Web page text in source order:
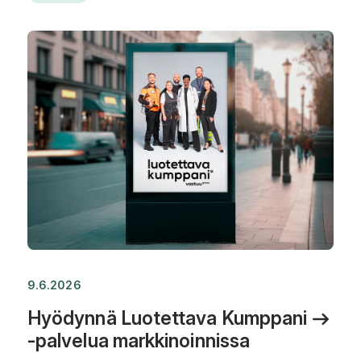
9.6.2026
Hyödynnä Luotettava Kumppani
-palvelua markkinoinnissa